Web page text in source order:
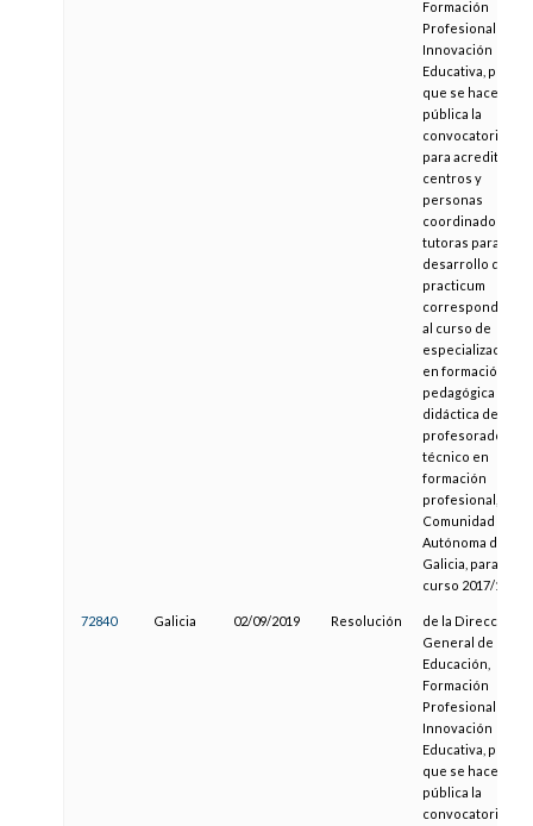
Formación
Profesional e
Innovación
Educativa, por la
que se hace
pública la
convocatoria
para acreditar
centros y
personas
coordinadoras y
tutoras para el
desarrollo del
practicum
correspondiente
al curso de
especialización
en formación
pedagógica y
didáctica del
profesorado
técnico en
formación
profesional, en la
Comunidad
Autónoma de
Galicia, para el
curso 2017/18
72840 Galicia 02/09/2019 Resolución
de la Dirección
General de
Educación,
Formación
Profesional e
Innovación
Educativa, por la
que se hace
pública la
convocatoria